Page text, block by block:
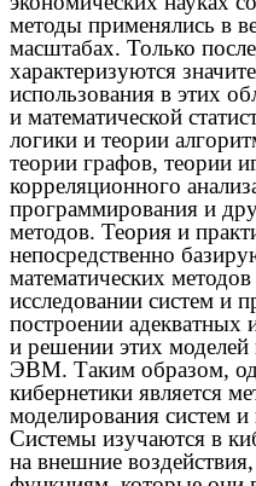
методы применялись в
масштабах. Только
характеризуются
использования в этих
и математической
логики и теории
теории графов, теории
корреляционного
программирования и
методов. Теория и
непосредственно
математических
исследовании систем и
построении адекватных
и решении этих
ЭВМ. Таким образом,
кибернетики является
моделирования систем
Системы изучаются в
на внешние